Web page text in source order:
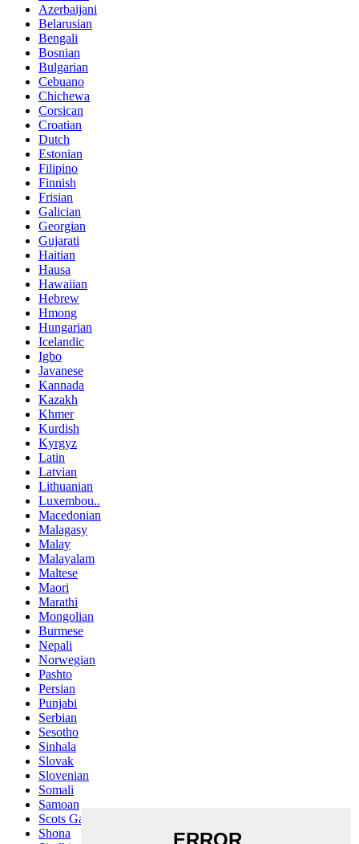
Azerbaijani
Belarusian
Bengali
Bosnian
Bulgarian
Cebuano
Chichewa
Corsican
Croatian
Dutch
Estonian
Filipino
Finnish
Frisian
Galician
Georgian
Gujarati
Haitian
Hausa
Hawaiian
Hebrew
Hmong
Hungarian
Icelandic
Igbo
Javanese
Kannada
Kazakh
Khmer
Kurdish
Kyrgyz
Latin
Latvian
Lithuanian
Luxembou..
Macedonian
Malagasy
Malay
Malayalam
Maltese
Maori
Marathi
Mongolian
Burmese
Nepali
Norwegian
Pashto
Persian
Punjabi
Serbian
Sesotho
Sinhala
Slovak
Slovenian
Somali
Samoan
Scots Gaelic
Shona